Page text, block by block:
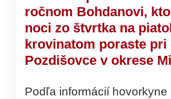
ročnom Bohdanovi,
noci zo štvrtka na
krovinatom poraste pri
Pozdišovce v okrese
Podľa informácií hovorkyne